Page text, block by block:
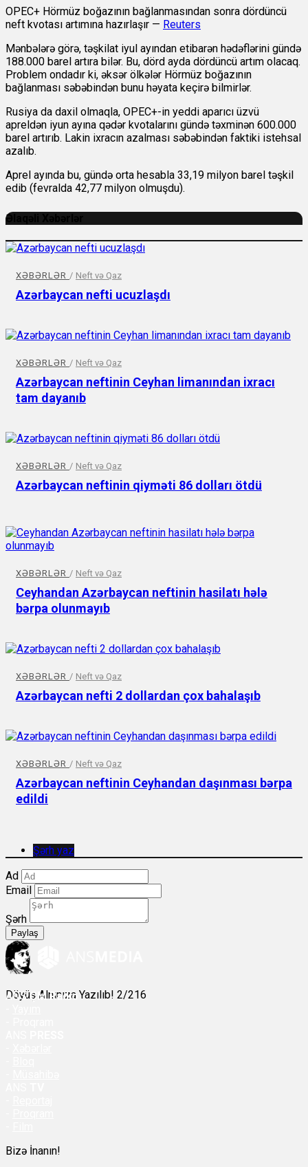
OPEC+ Hörmüz boğazının bağlanmasından sonra dördüncü
neft kvotası artımına hazırlaşır — Reuters
Mənbələrə görə, təşkilat iyul ayından etibarən hədəflərini gündə
188.000 barel artıra bilər. Bu, dörd ayda dördüncü artım olacaq.
Problem ondadır ki, əksər ölkələr Hörmüz boğazının
bağlanması səbəbindən bunu həyata keçirə bilmirlər.
Rusiya da daxil olmaqla, OPEC+-in yeddi aparıcı üzvü
apreldən iyun ayına qədər kvotalarını gündə təxminən 600.000
barel artırıb. Lakin ixracın azalması səbəbindən faktiki istehsal
azalıb.
Aprel ayında bu, gündə orta hesabla 33,19 milyon barel təşkil
edib (fevralda 42,77 milyon olmuşdu).
Əlaqəli Xəbərlər
XƏBƏRLƏR / Neft və Qaz
Azərbaycan nefti ucuzlaşdı
XƏBƏRLƏR / Neft və Qaz
Azərbaycan neftinin Ceyhan limanından ixracı
tam dayanıb
XƏBƏRLƏR / Neft və Qaz
Azərbaycan neftinin qiyməti 86 dolları ötdü
XƏBƏRLƏR / Neft və Qaz
Ceyhandan Azərbaycan neftinin hasilatı hələ
bərpa olunmayıb
XƏBƏRLƏR / Neft və Qaz
Azərbaycan nefti 2 dollardan çox bahalaşıb
XƏBƏRLƏR / Neft və Qaz
Azərbaycan neftinin Ceyhandan daşınması bərpa
edildi
Şərh yaz
Ad
Email
Şərh
Paylaş
Döyüş Alnınıza Yazılıb! 2/216
ANSÇM Radio
Bizə İnanın!